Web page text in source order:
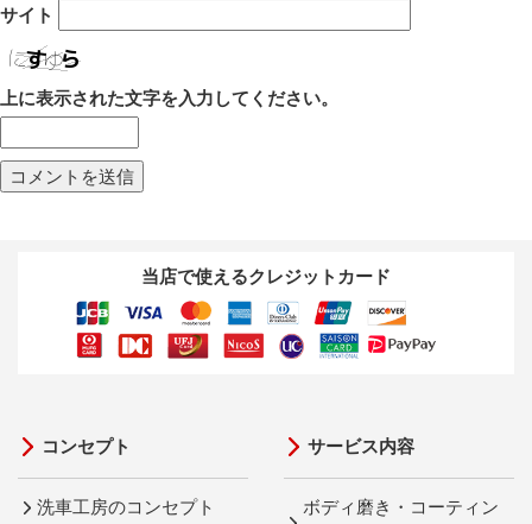
サイト
上に表示された文字を入力してください。
当店で使えるクレジットカード
コンセプト
洗車工房のコンセプト
サービス内容
ボディ磨き・コーティン